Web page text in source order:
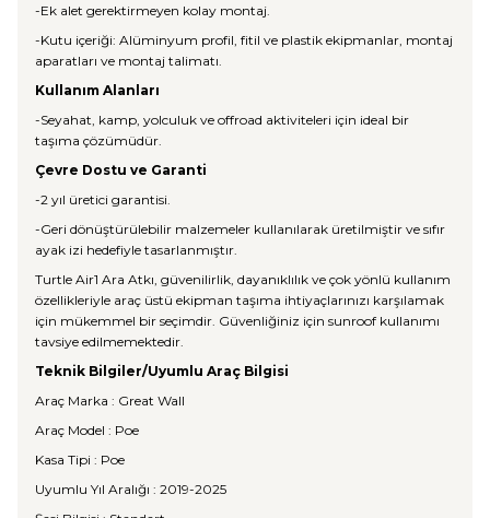
-Ek alet gerektirmeyen kolay montaj.
-Kutu içeriği: Alüminyum profil, fitil ve plastik ekipmanlar, montaj
aparatları ve montaj talimatı.
Kullanım Alanları
-Seyahat, kamp, yolculuk ve offroad aktiviteleri için ideal bir
taşıma çözümüdür.
Çevre Dostu ve Garanti
-2 yıl üretici garantisi.
-Geri dönüştürülebilir malzemeler kullanılarak üretilmiştir ve sıfır
ayak izi hedefiyle tasarlanmıştır.
Turtle Air1 Ara Atkı, güvenilirlik, dayanıklılık ve çok yönlü kullanım
özellikleriyle araç üstü ekipman taşıma ihtiyaçlarınızı karşılamak
için mükemmel bir seçimdir. Güvenliğiniz için sunroof kullanımı
tavsiye edilmemektedir.
Teknik Bilgiler/Uyumlu Araç Bilgisi
Araç Marka : Great Wall
Araç Model : Poe
Kasa Tipi : Poe
Uyumlu Yıl Aralığı : 2019-2025